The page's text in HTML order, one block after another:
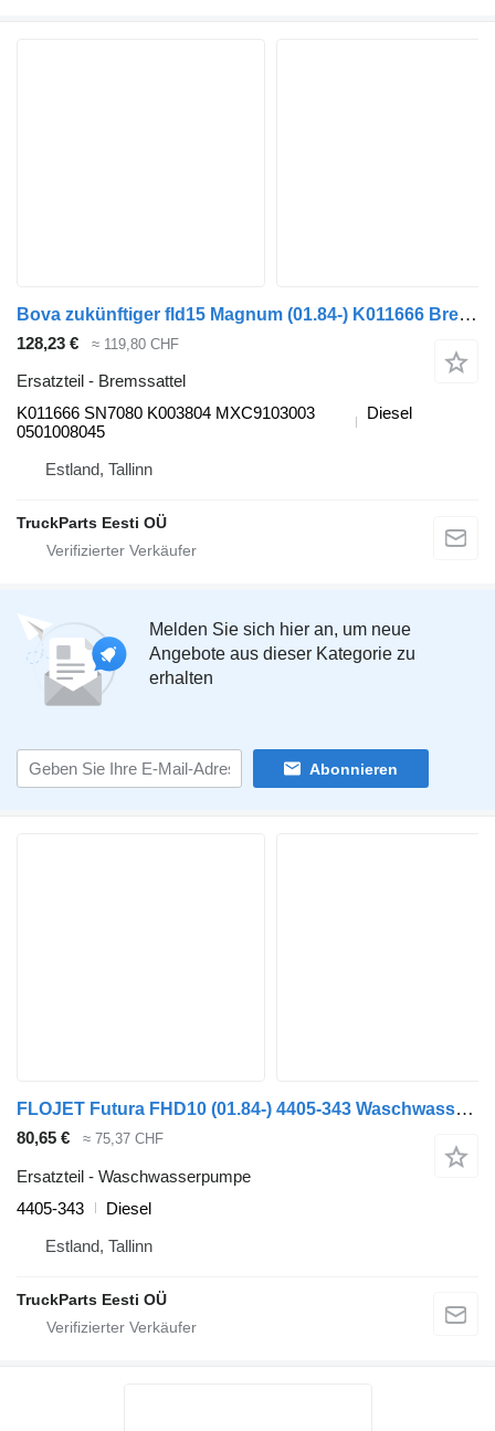
Bova zukünftiger fld15 Magnum (01.84-) K011666 Bremssattel für Bova Futura FHD, FLD (1982-) Bus
128,23 € ≈ 119,80 CHF
Ersatzteil - Bremssattel
K011666 SN7080 K003804 MXC9103003
0501008045
Diesel
Estland, Tallinn
TruckParts Eesti OÜ
Melden Sie sich hier an, um neue
Angebote aus dieser Kategorie zu
erhalten
Abonnieren
FLOJET Futura FHD10 (01.84-) 4405-343 Waschwasserpumpe für Bova Futura FHD, FLD (1982-) Bus
80,65 € ≈ 75,37 CHF
Ersatzteil - Waschwasserpumpe
4405-343
Diesel
Estland, Tallinn
TruckParts Eesti OÜ